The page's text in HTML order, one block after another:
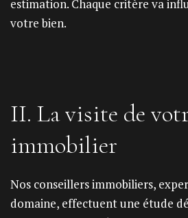
estimation. Chaque critère va
votre bien.
II. La visite de
immobilier
Nos conseillers immobiliers,
domaine, effectuent une étude